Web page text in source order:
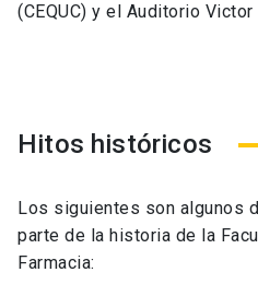
(CEQUC) y el Auditorio Victor
Hitos históricos
Los siguientes son algunos
parte de la historia de la
Farmacia: